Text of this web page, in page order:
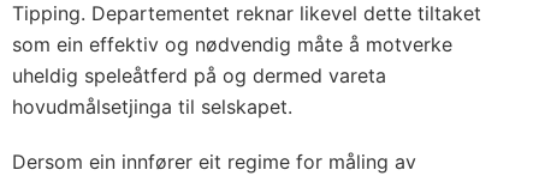
Tipping. Departementet reknar likevel dette tiltaket
som ein effektiv og nødvendig måte å motverke
uheldig speleåtferd på og dermed vareta
hovudmålsetjinga til selskapet.
Dersom ein innfører eit regime for måling av